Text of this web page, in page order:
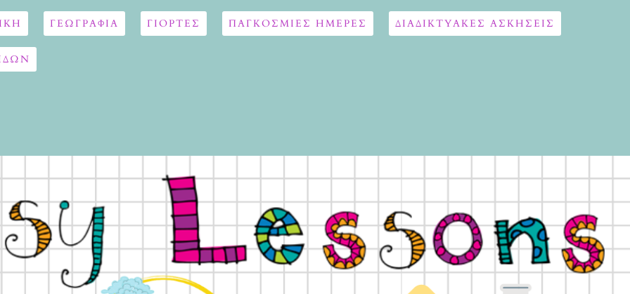
ΓΕΩΓΡΑΦΊΑ ΓΙΟΡΤΈΣ ΠΑΓΚΟΣΜΙΕΣ ΗΜΕΡΕΣ ΔΙΑΔΙΚΤΥΑΚΈΣ ΑΣΚΉΣΕΙΣ